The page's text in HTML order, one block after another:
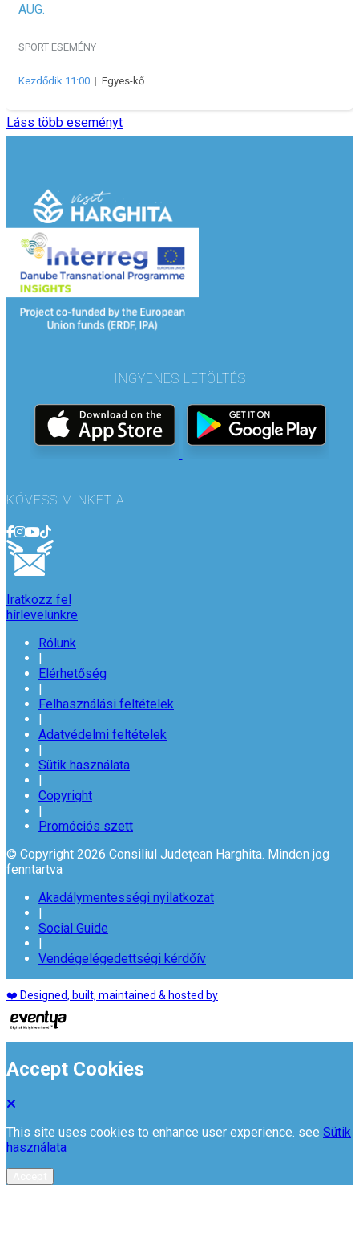
AUG.
SPORT ESEMÉNY
Kezdődik 11:00 | Egyes-kő
Láss több eseményt
INGYENES LETÖLTÉS
KÖVESS MINKET A
Iratkozz fel
hírlevelünkre
Rólunk
|
Elérhetőség
|
Felhasználási feltételek
|
Adatvédelmi feltételek
|
Sütik használata
|
Copyright
|
Promóciós szett
© Copyright 2026 Consiliul Județean Harghita. Minden jog
fenntartva
Akadálymentességi nyilatkozat
|
Social Guide
|
Vendégelégedettségi kérdőív
❤️ Designed, built, maintained & hosted by
Accept Cookies
This site uses cookies to enhance user experience. see Sütik
használata